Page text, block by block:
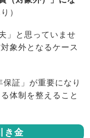
）
」と思っていませ
象外となるケース
証」が重要になり
体制を整えること
き金